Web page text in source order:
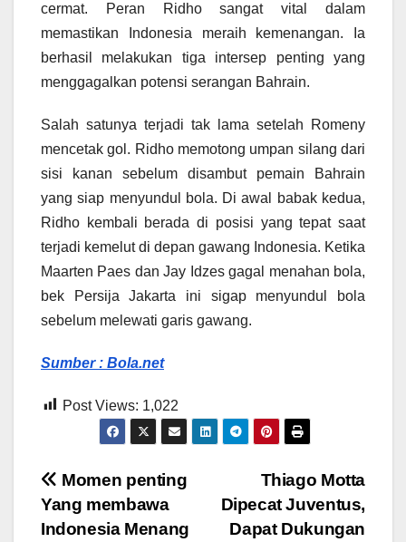
cermat. Peran Ridho sangat vital dalam
memastikan Indonesia meraih kemenangan. Ia
berhasil melakukan tiga intersep penting yang
menggagalkan potensi serangan Bahrain.
Salah satunya terjadi tak lama setelah Romeny
mencetak gol. Ridho memotong umpan silang dari
sisi kanan sebelum disambut pemain Bahrain
yang siap menyundul bola. Di awal babak kedua,
Ridho kembali berada di posisi yang tepat saat
terjadi kemelut di depan gawang Indonesia. Ketika
Maarten Paes dan Jay Idzes gagal menahan bola,
bek Persija Jakarta ini sigap menyundul bola
sebelum melewati garis gawang.
Sumber : Bola.net
Post Views: 1,022
Post
navigation
Thiago Motta
Dipecat Juventus,
Dapat Dukungan
Momen penting
Yang membawa
Indonesia Menang